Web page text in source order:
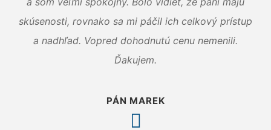
skúsenosti, rovnako sa mi páčil ich celkový prístup
a nadhľad. Vopred dohodnutú cenu nemenili.
Ďakujem.
PÁN MAREK